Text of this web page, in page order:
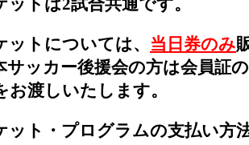
トは2試合共通です。
トについては、 当日券のみ
ッカー後援会の方は会員証
お渡しいたします。
ット・プログラムの支払い方